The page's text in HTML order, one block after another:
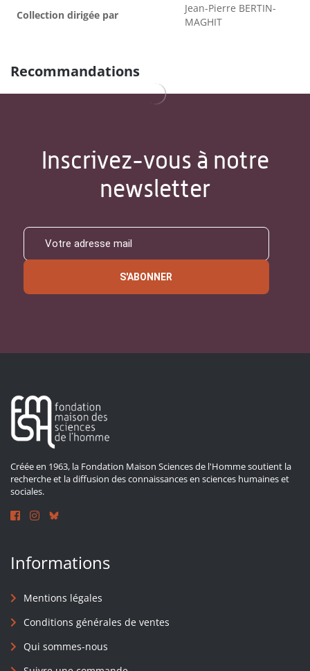
Collection dirigée par
Jean-Pierre BERTIN-
MAGHIT
Recommandations
Inscrivez-vous à notre
newsletter
S'ABONNER
Créée en 1963, la Fondation Maison Sciences de l'Homme soutient la
recherche et la diffusion des connaissances en sciences humaines et
sociales.
Informations
Mentions légales
Conditions générales de ventes
Qui sommes-nous